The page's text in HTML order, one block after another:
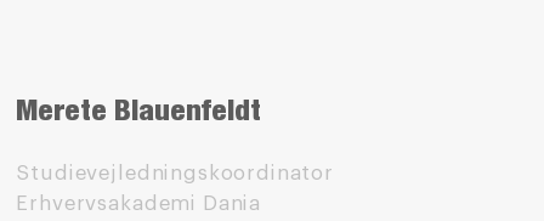
Merete Blauenfeldt
Studievejledningskoordinator
Erhvervsakademi Dania